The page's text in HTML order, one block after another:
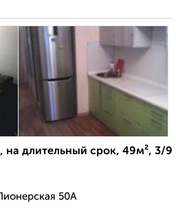
на длительный срок, 49м², 3/9
50А